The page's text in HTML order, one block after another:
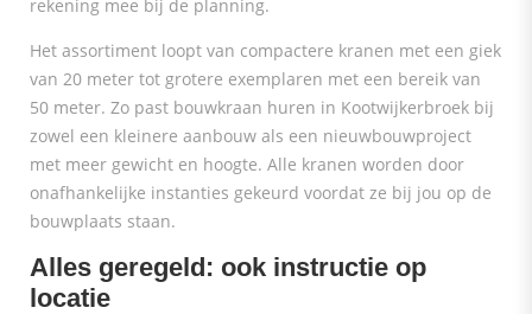
rekening mee bij de planning.
Het assortiment loopt van compactere kranen met een giek
van 20 meter tot grotere exemplaren met een bereik van
50 meter. Zo past bouwkraan huren in Kootwijkerbroek bij
zowel een kleinere aanbouw als een nieuwbouwproject
met meer gewicht en hoogte. Alle kranen worden door
onafhankelijke instanties gekeurd voordat ze bij jou op de
bouwplaats staan.
Alles geregeld: ook instructie op
locatie